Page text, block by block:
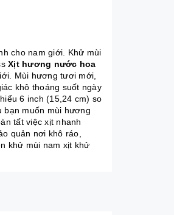
cho nam giới. Khử mùi
Xịt hương nước hoa
Mùi hương tươi mới,
khô thoáng suốt ngày
6 inch (15,24 cm) so
bạn muốn mùi hương
tất việc xịt nhanh
quản nơi khô ráo,
khử mùi nam xịt khử